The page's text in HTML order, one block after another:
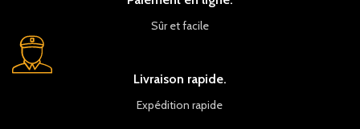
Sûr et facile
Livraison rapide.
Expédition rapide